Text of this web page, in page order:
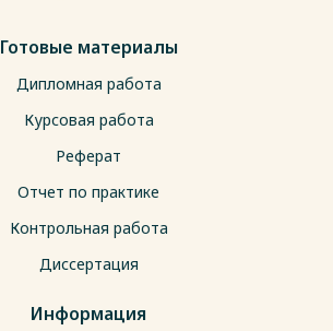
Готовые материалы
Дипломная работа
Курсовая работа
Реферат
Отчет по практике
Контрольная работа
Диссертация
Информация